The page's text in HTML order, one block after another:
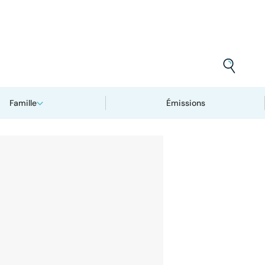
Famille Émissions